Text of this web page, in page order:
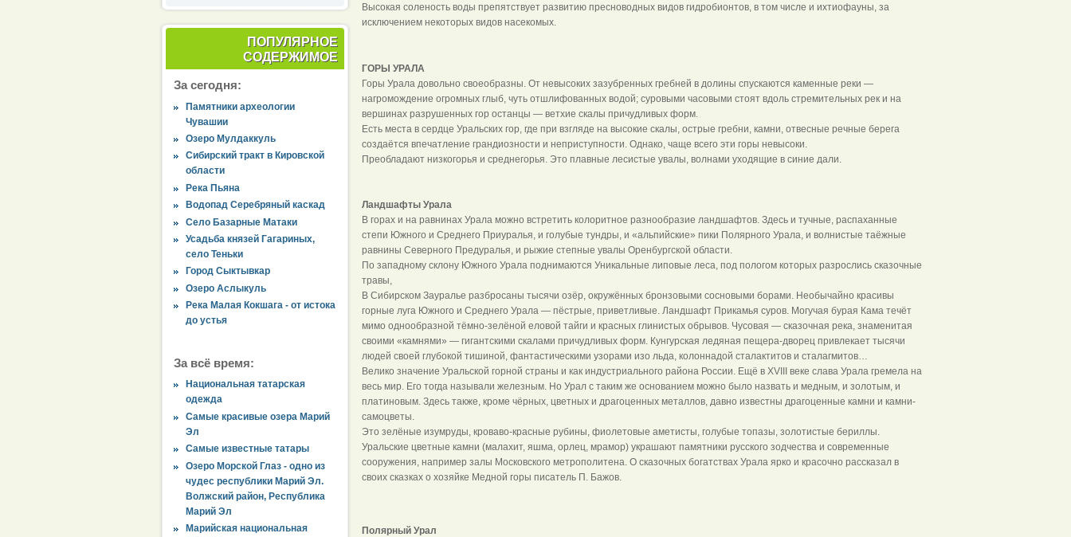
ПОПУЛЯРНОЕ
СОДЕРЖИМОЕ
За сегодня:
Памятники археологии
Чувашии
Озеро Мулдаккуль
Сибирский тракт в Кировской
области
Река Пьяна
Водопад Серебряный каскад
Село Базарные Матаки
Усадьба князей Гагариных,
село Теньки
Город Сыктывкар
Озеро Аслыкуль
Река Малая Кокшага - от истока
до устья
За всё время:
Национальная татарская
одежда
Самые красивые озера Марий
Эл
Самые известные татары
Озеро Морской Глаз - одно из
чудес республики Марий Эл.
Волжский район, Республика
Марий Эл
Марийская национальная
Высокая соленость воды препятствует развитию пресноводных видов гидробионтов, в том числе и ихтиофауны, за
исключением некоторых видов насекомых.
ГОРЫ УРАЛА
Горы Урала довольно своеобразны. От невысоких зазубренных гребней в долины спускаются каменные реки —
нагромождение огромных глыб, чуть отшлифованных водой; суровыми часовыми стоят вдоль стремительных рек и на
вершинах разрушенных гор останцы — ветхие скалы причудливых форм.
Есть места в сердце Уральских гор, где при взгляде на высокие скалы, острые гребни, камни, отвесные речные берега
создаётся впечатление грандиозности и неприступности. Однако, чаще всего эти горы невысоки.
Преобладают низкогорья и среднегорья. Это плавные лесистые увалы, волнами уходящие в синие дали.
Ландшафты Урала
В горах и на равнинах Урала можно встретить колоритное разнообразие ландшафтов. Здесь и тучные, распаханные
степи Южного и Среднего Приуралья, и голубые тундры, и «альпийские» пики Полярного Урала, и волнистые таёжные
равнины Северного Предуралья, и рыжие степные увалы Оренбургской области.
По западному склону Южного Урала поднимаются Уникальные липовые леса, под пологом которых разрослись сказочные
травы,
В Сибирском Зауралье разбросаны тысячи озёр, окружённых бронзовыми сосновыми борами. Необычайно красивы
горные луга Южного и Среднего Урала — пёстрые, приветливые. Ландшафт Прикамья суров. Могучая бурая Кама течёт
мимо однообразной тёмно-зелёной еловой тайги и красных глинистых обрывов. Чусовая — сказочная река, знаменитая
своими «камнями» — гигантскими скалами причудливых форм. Кунгурская ледяная пещера-дворец привлекает тысячи
людей своей глубокой тишиной, фантастическими узорами изо льда, колоннадой сталактитов и сталагмитов…
Велико значение Уральской горной страны и как индустриального района России. Ещё в XVIII веке слава Урала гремела на
весь мир. Его тогда называли железным. Но Урал с таким же основанием можно было назвать и медным, и золотым, и
платиновым. Здесь также, кроме чёрных, цветных и драгоценных металлов, давно известны драгоценные камни и камни-
самоцветы.
Это зелёные изумруды, кроваво-красные рубины, фиолетовые аметисты, голубые топазы, золотистые бериллы.
Уральские цветные камни (малахит, яшма, орлец, мрамор) украшают памятники русского зодчества и современные
сооружения, например залы Московского метрополитена. О сказочных богатствах Урала ярко и красочно рассказал в
своих сказках о хозяйке Медной горы писатель П. Бажов.
Полярный Урал